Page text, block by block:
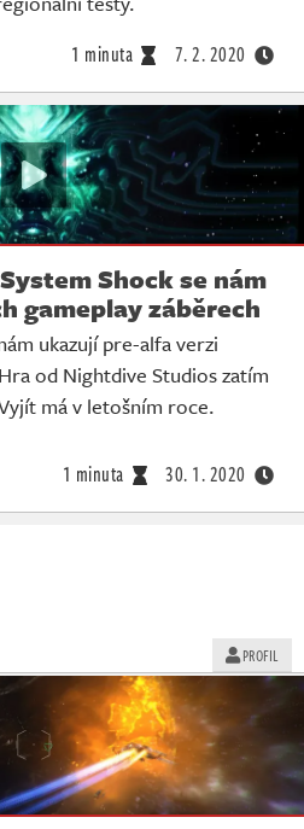
1 minuta 7. 2. 2020
Shock se nám
gameplay záběrech
ukazují pre-alfa verzi
od Nightdive Studios zatím
má v letošním roce.
1 minuta 30. 1. 2020
PROFIL